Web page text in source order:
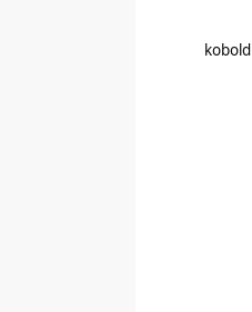
kobold